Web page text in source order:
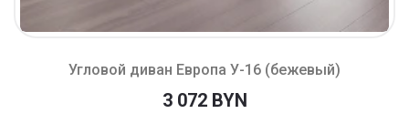
Угловой диван Европа У-16 (бежевый)
3 072 BYN